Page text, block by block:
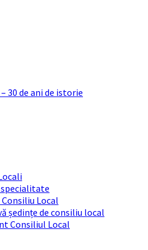
30 de ani de istorie
Local
ședințe de consiliu local
Consiliul Local